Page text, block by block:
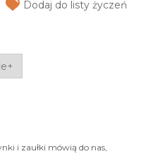
Dodaj do listy życzeń
i zaułki mówią do nas,